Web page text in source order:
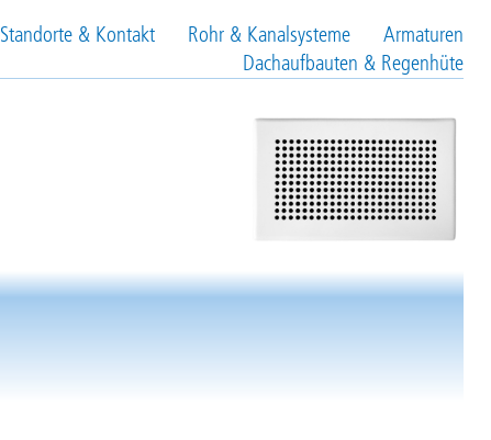
Standorte & Kontakt Rohr & Kanalsysteme
Armaturen
Dachaufbauten & Regenhüte